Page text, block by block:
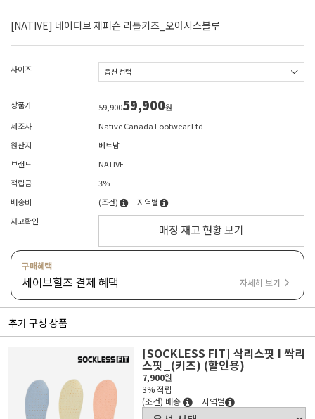
[NATIVE] 네이티브 제퍼슨 리틀키즈_오아시스블루
사이즈
상품가 59,90059,900원
제조사
Native Canada Footwear Ltd
원산지
베트남
브랜드
NATIVE
적립금
3%
배송비
(조건)
지역별
재고확인
매장 재고 현황 보기
구매혜택
세이브힐즈 결제 혜택 자세히 보기
추가 구성 상품
[SOCKLESS FIT] 삭리스핏 I 싹리
스핏_(키즈) (할인용)
7,900원
3% 적립
(조건) 배송
지역별